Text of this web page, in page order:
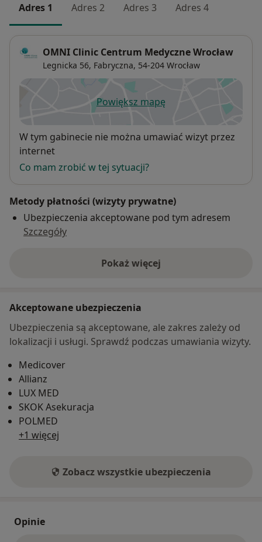
Adres 1 Adres 2 Adres 3 Adres 4
OMNI Clinic Centrum Medyczne Wrocław
Legnicka 56, Fabryczna, 54-204 Wrocław
Powiększ mapęotwiera się w nowej karcie
Dostępność
W tym gabinecie nie można umawiać wizyt przez
internet
Co mam zrobić w tej sytuacji?
Metody płatności (wizyty prywatne)
Ubezpieczenia akceptowane pod tym adresem
Szczegóły
Pokaż więcej
o adresie
Akceptowane ubezpieczenia
Ubezpieczenia są akceptowane, ale zakres zależy od
lokalizacji i usługi. Sprawdź podczas umawiania wizyty.
Medicover
Allianz
LUX MED
SKOK Asekuracja
POLMED
+1 więcej
Zobacz wszystkie ubezpieczenia
Opinie